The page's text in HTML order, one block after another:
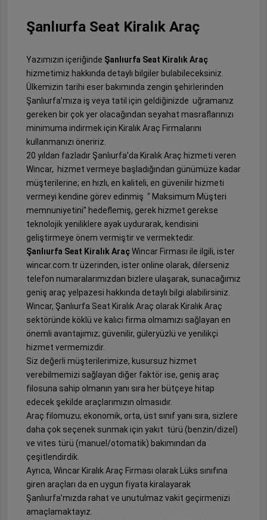
Şanlıurfa Seat Kiralık Araç
Yazımızın içeriğinde Şanlıurfa Seat Kiralık Araç
hizmetimiz hakkında detaylı bilgiler bulabileceksiniz.
Ülkemizin tarihi eser bakımında zengin şehirlerinden
Şanlıurfa’mıza iş veya tatil için geldiğinizde uğramanız
gereken bir çok yer olacağından seyahat masraflarınızı
minimuma indirmek için Kiralık Araç Firmalarını
kullanmanızı öneririz.
20 yıldan fazladır Şanlıurfa’da Kiralık Araç hizmeti veren
Wincar, hizmet vermeye başladığından günümüze kadar
müşterilerine; en hızlı, en kaliteli, en güvenilir hizmeti
vermeyi kendine görev edinmiş “ Maksimum Müşteri
memnuniyetini” hedeflemiş, gerek hizmet gerekse
teknolojik yeniliklere ayak uydurarak, kendisini
geliştirmeye önem vermiştir ve vermektedir.
Şanlıurfa Seat Kiralık AraçWincar Firması ile ilgili, ister
wincar.com.tr üzerinden, ister online olarak, dilerseniz
telefon numaralarımızdan bizlere ulaşarak, sunacağımız
geniş araç yelpazesi hakkında detaylı bilgi alabilirsiniz.
Wincar, Şanlıurfa Seat Kiralık Araç olarak Kiralık Araç
sektöründe köklü ve kalıcı firma olmamızı sağlayan en
önemli avantajımız; güvenilir, güleryüzlü ve yenilikçi
hizmet vermemizdir.
Siz değerli müşterilerimize, kusursuz hizmet
verebilmemizi sağlayan diğer faktör ise, geniş araç
filosuna sahip olmanın yanı sıra her bütçeye hitap
edecek şekilde araçlarımızın olmasıdır.
Araç filomuzu; ekonomik, orta, üst sınıf yanı sıra, sizlere
daha çok seçenek sunmak için yakıt türü (benzin/dizel)
ve vites türü (manuel/otomatik) bakımından da
çeşitlendirdik.
Ayrıca, Wincar Kiralık Araç Firması olarak Lüks sınıfına
giren araçları da en uygun fiyata kiralayarak
Şanlıurfa’mızda rahat ve unutulmaz vakit geçirmenizi
amaçlamaktayız.